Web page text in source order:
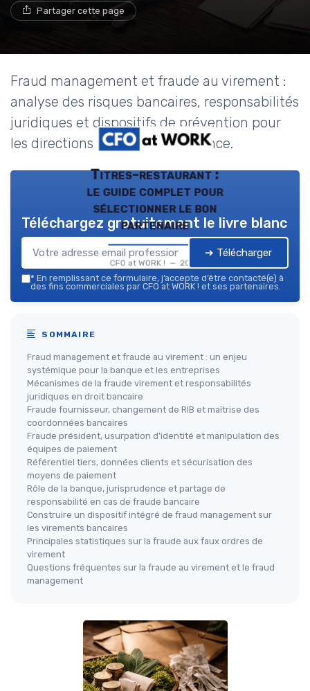
Partager cette page
Fraud management et fraude au virement :
analyse des risques bancaires, responsabilités
juridiques et dispositifs de prévention pour
les directions financières en France.
Titres-restaurant :
le guide complet pour
sélectionner le bon
partenaire
CFO at WORK ! — 2026
Téléchargez gratuitement le livre blanc
➔ Télécharger
* En remplissant ce formulaire, j’accepte d’être contacté(e) à
des fins commerciales par CFO at WORK ! et ses partenaires.
SOMMAIRE
Fraud management et fraude au virement : un enjeu
systémique pour la banque et les entreprises
Mécanismes de la fraude virement et responsabilités
juridiques en droit bancaire
Fraude fournisseur, changement de RIB et maîtrise des
coordonnées bancaires
Fraude président, usurpation d’identité et manipulation des
équipes de paiement
Référentiel tiers, données clients et sécurisation des
moyens de paiement
Rôle de la banque, jurisprudence et partage de
responsabilité en cas de fraude bancaire
Construire un dispositif intégré de fraud management sur
les virements bancaires
Principales statistiques sur la fraude aux faux ordres de
virement
Questions fréquentes sur la fraude au virement et le fraud
management